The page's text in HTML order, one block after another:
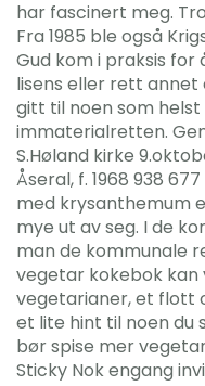
har fascinert meg.
Fra 1985 ble også
Gud kom i praksis for
lisens eller rett annet
gitt til noen som
immaterialretten.
S.Høland kirke
Åseral, f. 1968 938
med krysanthemum
mye ut av seg. I de
man de kommunale
vegetar kokebok
vegetarianer, et flott
et lite hint til noen du
bør spise mer
Sticky Nok engang